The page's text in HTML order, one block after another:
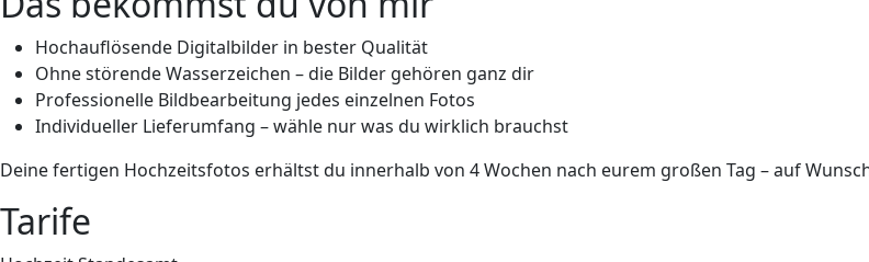
Hochauflösende Digitalbilder in bester Qualität
Ohne störende Wasserzeichen – die Bilder gehören ganz dir
Professionelle Bildbearbeitung jedes einzelnen Fotos
Individueller Lieferumfang – wähle nur was du wirklich brauchst
Deine fertigen Hochzeitsfotos erhältst du innerhalb von 4 Wochen nach eurem großen Tag – auf
Tarife